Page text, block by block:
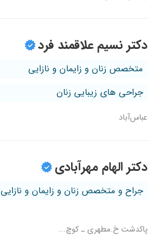
دکتر نسیم علاقمند فرد
متخصص زنان و زایمان و نازایی
جراحی های زیبایی زنان
عباس‌آباد
دکتر الهام مهرآبادی
جراح و متخصص زنان و زایمان و نازایی
پاکدشت خ.مطهری ـ کوچ...